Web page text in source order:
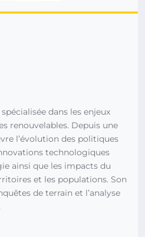
dans les enjeux
renouvelables. Depuis une
l’évolution des politiques
technologiques
ainsi que les impacts du
et les populations. Son
de terrain et l’analyse